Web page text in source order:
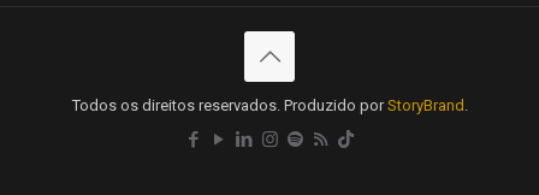
Todos os direitos reservados. Produzido porStoryBrand .